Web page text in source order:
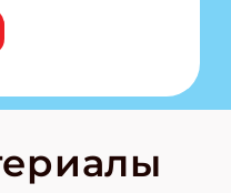
Внутри:
башкир и
игра
Традиционные
приключения!